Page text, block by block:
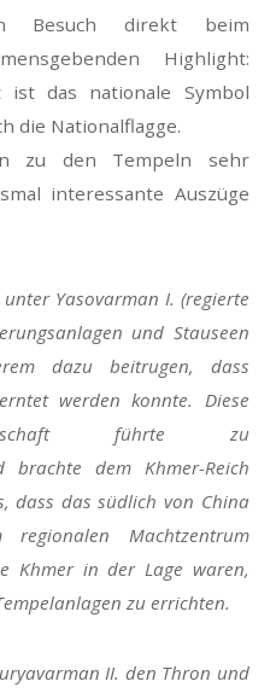
Besuch direkt beim
Highlight:
ist das nationale Symbol
die Nationalflagge.
zu den Tempeln sehr
interessante Auszüge
Yasovarman I. (regierte
und Stauseen
dazu beitrugen, dass
werden konnte. Diese
führte zu
brachte dem Khmer-Reich
dass das südlich von China
Machtzentrum
Khmer in der Lage waren,
zu errichten.
II. den Thron und